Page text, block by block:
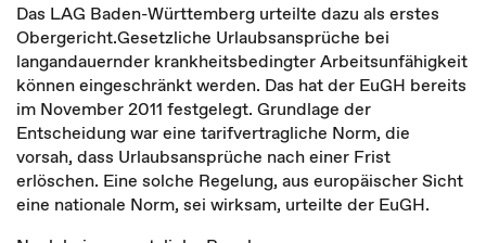
Das LAG Baden-Württemberg urteilte dazu als erstes
Obergericht.Gesetzliche Urlaubsansprüche bei
langandauernder krankheitsbedingter Arbeitsunfähigkeit
können eingeschränkt werden. Das hat der EuGH bereits
im November 2011 festgelegt. Grundlage der
Entscheidung war eine tarifvertragliche Norm, die
vorsah, dass Urlaubsansprüche nach einer Frist
erlöschen. Eine solche Regelung, aus europäischer Sicht
eine nationale Norm, sei wirksam, urteilte der EuGH.